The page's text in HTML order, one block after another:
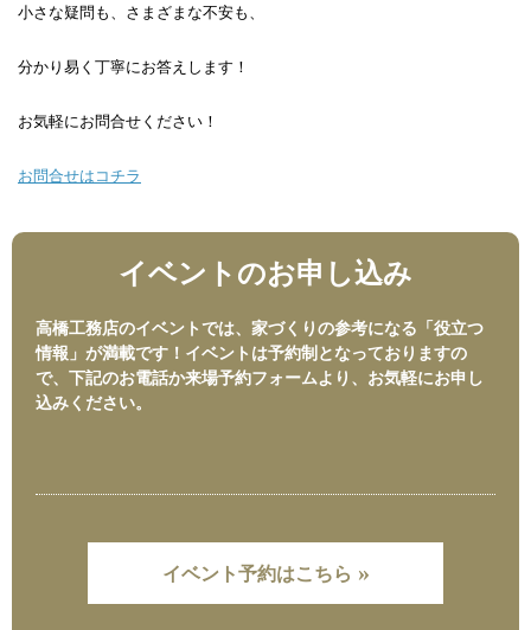
小さな疑問も、さまざまな不安も、
分かり易く丁寧にお答えします！
お気軽にお問合せください！
お問合せはコチラ
イベントのお申し込み
高橋工務店のイベントでは、家づくりの参考になる「役立つ
情報」が満載です！イベントは予約制となっておりますの
で、下記のお電話か来場予約フォームより、お気軽にお申し
込みください。
イベント予約はこちら »